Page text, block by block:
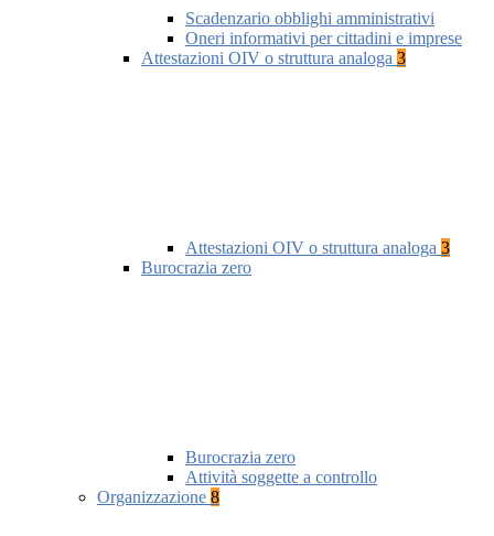
Scadenzario obblighi amministrativi
Oneri informativi per cittadini e imprese
Attestazioni OIV o struttura analoga 3
Attestazioni OIV o struttura analoga 3
Burocrazia zero
Burocrazia zero
Attività soggette a controllo
Organizzazione 8